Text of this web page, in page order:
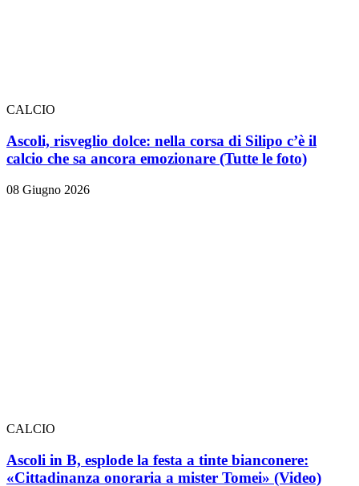
CALCIO
Ascoli, risveglio dolce: nella corsa di Silipo c’è il
calcio che sa ancora emozionare (Tutte le foto)
08 Giugno 2026
CALCIO
Ascoli in B, esplode la festa a tinte bianconere:
«Cittadinanza onoraria a mister Tomei» (Video)